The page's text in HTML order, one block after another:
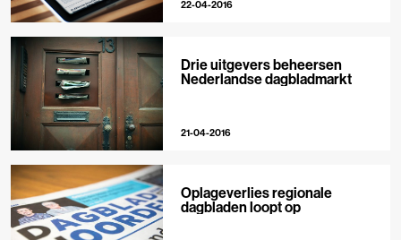
22-04-2016
Drie uitgevers beheersen
Nederlandse dagbladmarkt
21-04-2016
Oplageverlies regionale
dagbladen loopt op